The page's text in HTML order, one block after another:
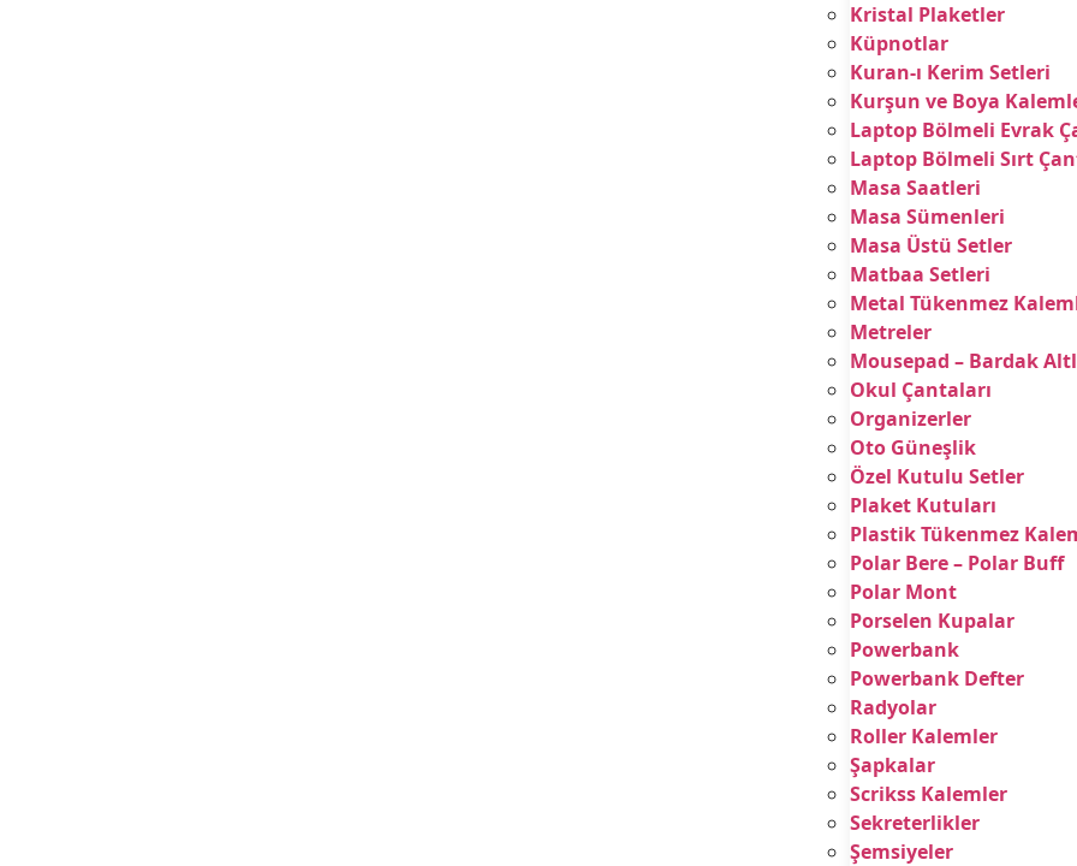
Kristal Plaketler
Küpnotlar
Kuran-ı Kerim Setleri
Kurşun ve Boya
Laptop Bölmeli Evrak
Laptop Bölmeli Sırt
Masa Saatleri
Masa Sümenleri
Masa Üstü Setler
Matbaa Setleri
Metal Tükenmez
Metreler
Mousepad – Bardak
Okul Çantaları
Organizerler
Oto Güneşlik
Özel Kutulu Setler
Plaket Kutuları
Plastik Tükenmez
Polar Bere – Polar Buff
Polar Mont
Porselen Kupalar
Powerbank
Powerbank Defter
Radyolar
Roller Kalemler
Şapkalar
Scrikss Kalemler
Sekreterlikler
Şemsiyeler